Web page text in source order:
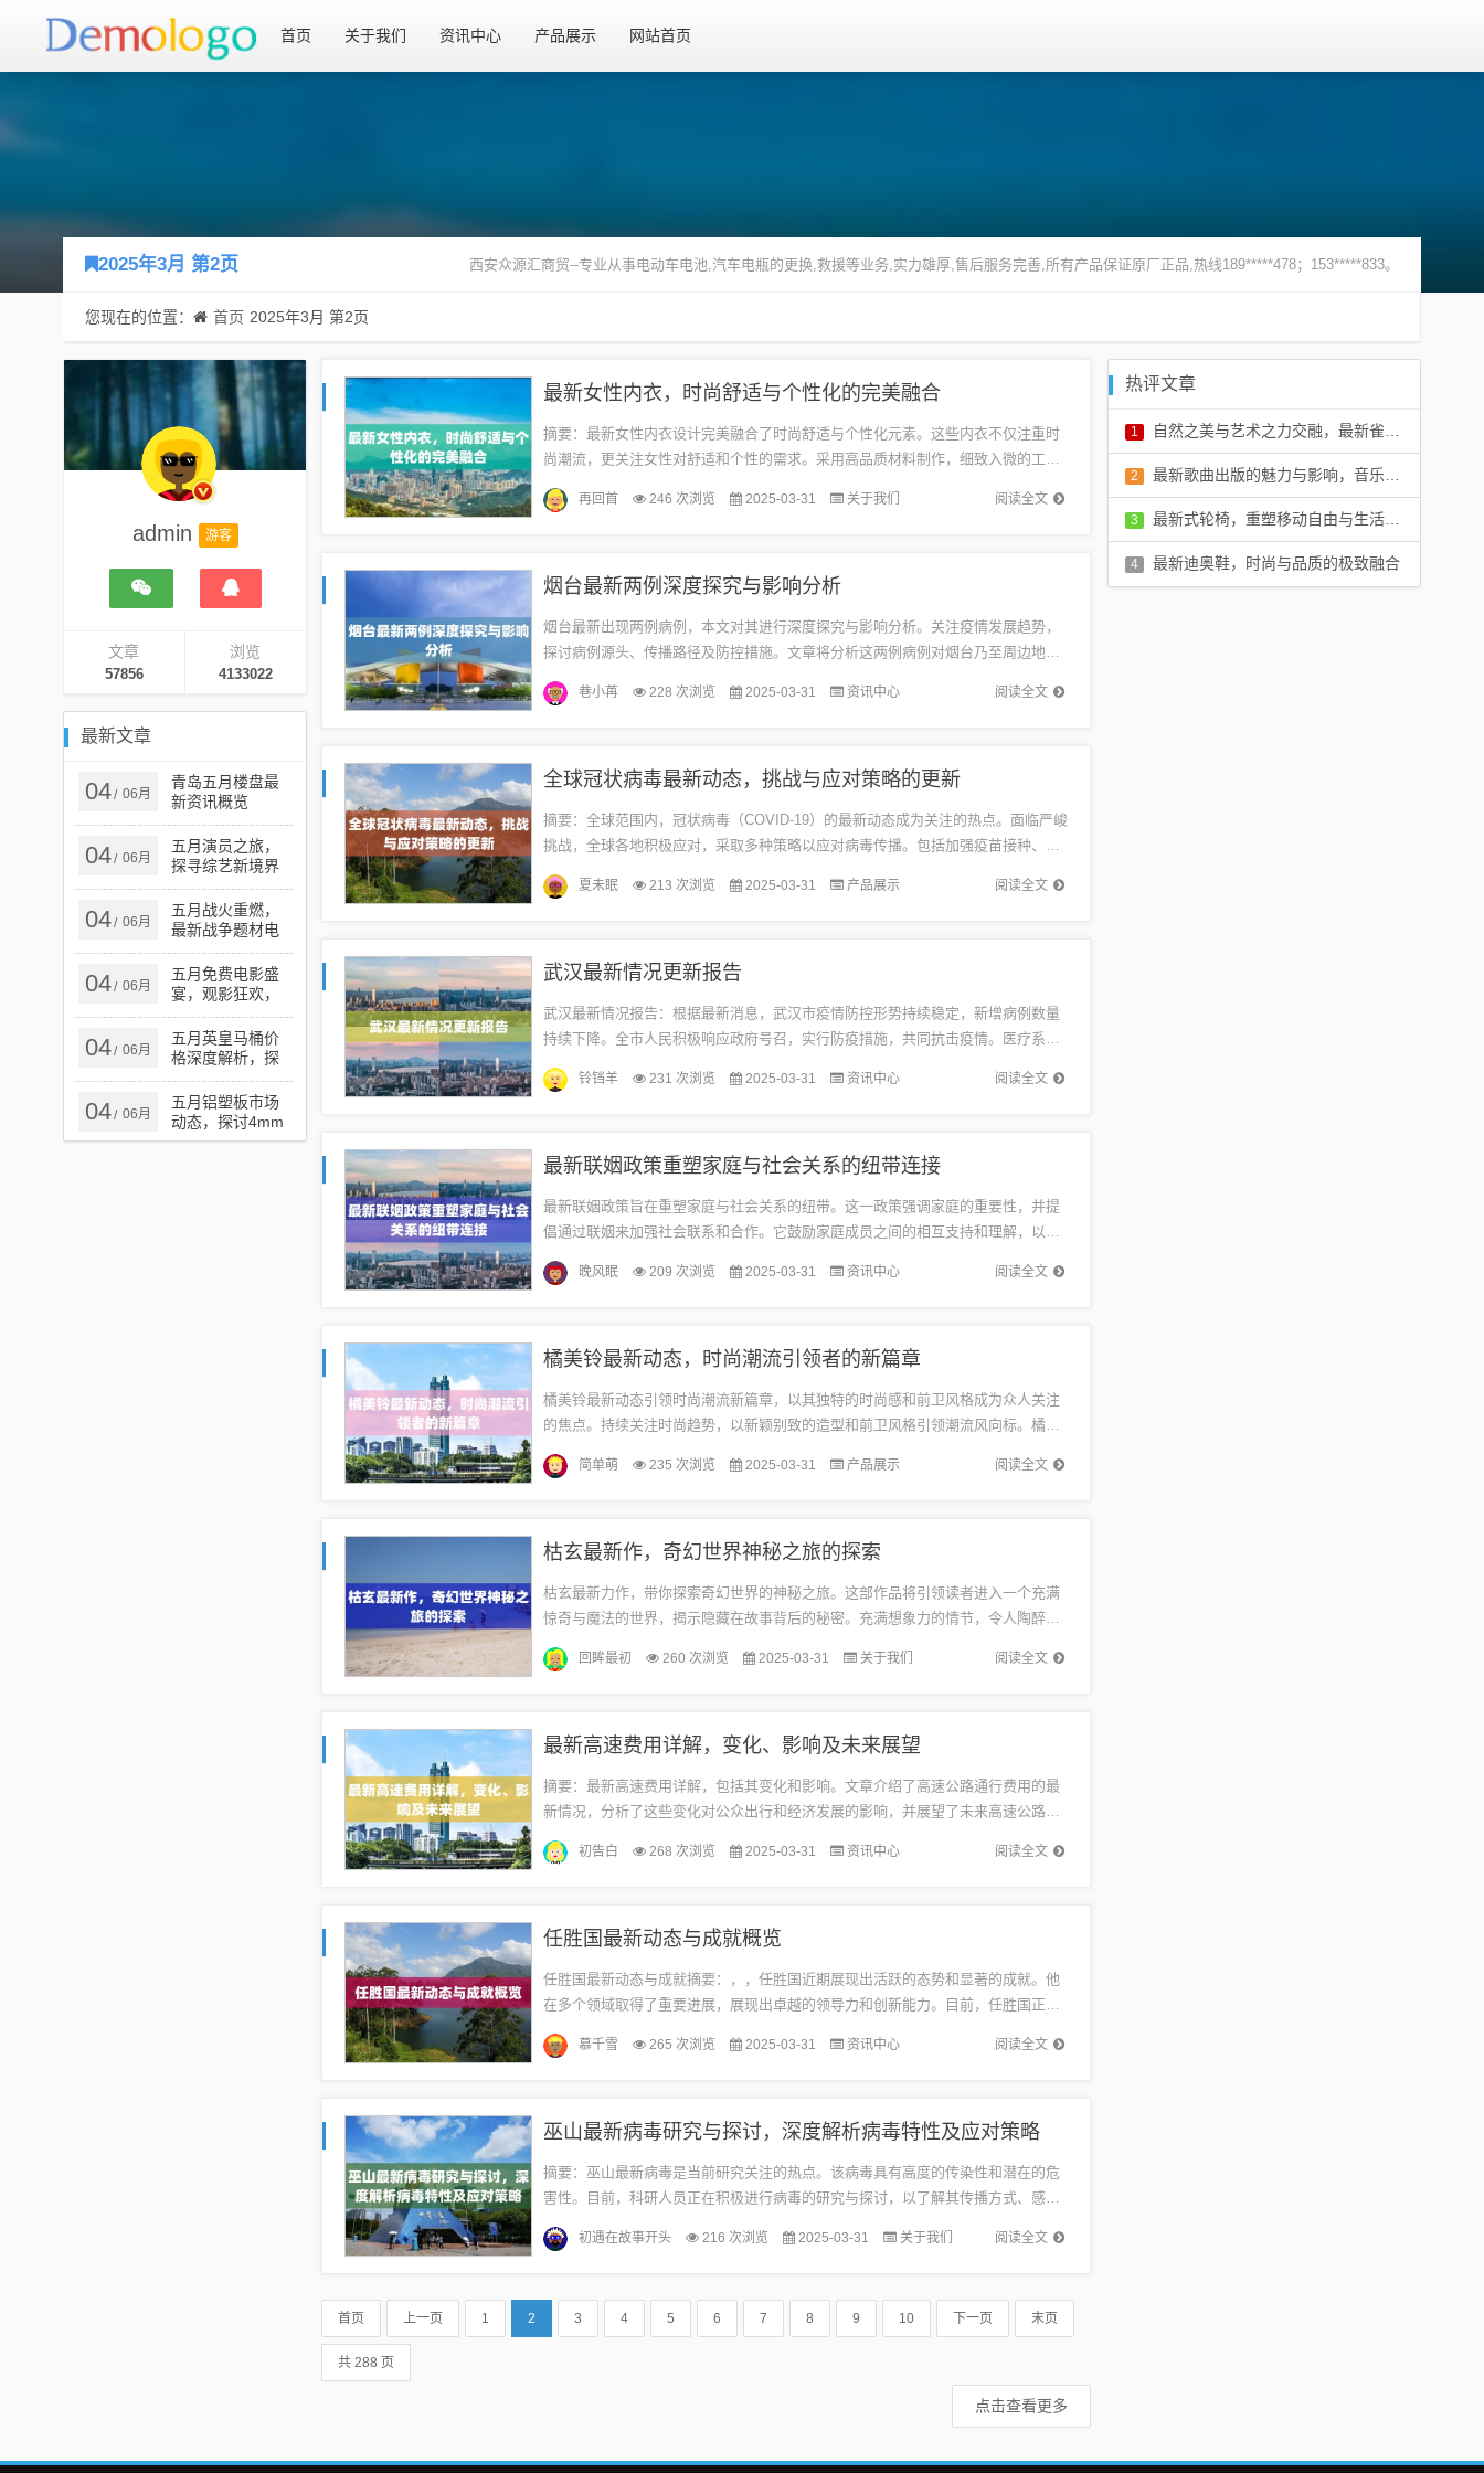
首页 关于我们 资讯中心 产品展示 网站首页
2025年3月 第2页 西安众源汇商贸--专业从事电动车电池,汽车电瓶的更换,救援等业务,实力雄厚,售后服务完善,所有产品保证原厂正品,热线189*****478；153*****833。
您现在的位置： 首页 2025年3月 第2页
admin 游客
文章
57856
浏览
4133022
最新文章
04/ 06月
青岛五月楼盘最
新资讯概览
04/ 06月
五月演员之旅，
探寻综艺新境界
的征程
04/ 06月
五月战火重燃，
最新战争题材电
视剧探析
04/ 06月
五月免费电影盛
宴，观影狂欢，
不容错过
04/ 06月
五月英皇马桶价
格深度解析，探
寻价格背后的秘
密
04/ 06月
五月铝塑板市场
动态，探讨4mm
厚铝塑板价格走
最新女性内衣，时尚舒适与个性化的完美融合
摘要：最新女性内衣设计完美融合了时尚舒适与个性化元素。这些内衣不仅注重时
尚潮流，更关注女性对舒适和个性的需求。采用高品质材料制作，细致入微的工
艺，为现代女性带来无与伦比的穿着体验。无论是日常生活还是特殊场合，这些内
衣...
阅读全文
再回首 246 次浏览 2025-03-31 关于我们
烟台最新两例深度探究与影响分析
烟台最新出现两例病例，本文对其进行深度探究与影响分析。关注疫情发展趋势，
探讨病例源头、传播路径及防控措施。文章将分析这两例病例对烟台乃至周边地区
可能产生的影响，并呼吁公众加强防控意识，共同应对疫情挑战。案例概述烟台
市...
阅读全文
巷小苒 228 次浏览 2025-03-31 资讯中心
全球冠状病毒最新动态，挑战与应对策略的更新
摘要：全球范围内，冠状病毒（COVID-19）的最新动态成为关注的热点。面临严峻
挑战，全球各地积极应对，采取多种策略以应对病毒传播。包括加强疫苗接种、实
施严格的防控措施、加强病毒研究以及国际合作等。仍需全球共同努力，...
阅读全文
夏未眠 213 次浏览 2025-03-31 产品展示
武汉最新情况更新报告
武汉最新情况报告：根据最新消息，武汉市疫情防控形势持续稳定，新增病例数量
持续下降。全市人民积极响应政府号召，实行防疫措施，共同抗击疫情。医疗系统
全力救治患者，保障医疗物资供应。政府加强社区管理，加强宣传教育，提高居
民...
阅读全文
铃铛羊 231 次浏览 2025-03-31 资讯中心
最新联姻政策重塑家庭与社会关系的纽带连接
最新联姻政策旨在重塑家庭与社会关系的纽带。这一政策强调家庭的重要性，并提
倡通过联姻来加强社会联系和合作。它鼓励家庭成员之间的相互支持和理解，以建
立更加和谐稳定的社会环境。这一政策的实施将有助于增强社会的凝聚力和稳定
性...
阅读全文
晚风眠 209 次浏览 2025-03-31 资讯中心
橘美铃最新动态，时尚潮流引领者的新篇章
橘美铃最新动态引领时尚潮流新篇章，以其独特的时尚感和前卫风格成为众人关注
的焦点。持续关注时尚趋势，以新颖别致的造型和前卫风格引领潮流风向标。橘美
铃的最新时尚理念，引领着时尚爱好者们追逐潮流的脚步，成为时尚界备受瞩目
的...
阅读全文
简单萌 235 次浏览 2025-03-31 产品展示
枯玄最新作，奇幻世界神秘之旅的探索
枯玄最新力作，带你探索奇幻世界的神秘之旅。这部作品将引领读者进入一个充满
惊奇与魔法的世界，揭示隐藏在故事背后的秘密。充满想象力的情节，令人陶醉的
文笔，将带你领略一个前所未有的奇幻世界。不容错过的精彩之作，一起踏上这
段...
阅读全文
回眸最初 260 次浏览 2025-03-31 关于我们
最新高速费用详解，变化、影响及未来展望
摘要：最新高速费用详解，包括其变化和影响。文章介绍了高速公路通行费用的最
新情况，分析了这些变化对公众出行和经济发展的影响，并展望了未来高速公路收
费的可能趋势和发展方向。旨在帮助公众了解高速公路费用的最新动态，为未来
的...
阅读全文
初告白 268 次浏览 2025-03-31 资讯中心
任胜国最新动态与成就概览
任胜国最新动态与成就摘要：，，任胜国近期展现出活跃的态势和显著的成就。他
在多个领域取得了重要进展，展现出卓越的领导力和创新能力。目前，任胜国正致
力于推动最新项目的成功实施，并取得了令人瞩目的成果。他的最新动态和成就
反...
阅读全文
慕千雪 265 次浏览 2025-03-31 资讯中心
巫山最新病毒研究与探讨，深度解析病毒特性及应对策略
摘要：巫山最新病毒是当前研究关注的热点。该病毒具有高度的传染性和潜在的危
害性。目前，科研人员正在积极进行病毒的研究与探讨，以了解其传播方式、感染
机制及防治策略。针对该病毒的研究对于制定有效的防控措施、保障公众健康具
有...
阅读全文
初遇在故事开头 216 次浏览 2025-03-31 关于我们
首页 上一页 1 2 3 4 5 6 7 8 9 10 下一页 末页
共 288 页
点击查看更多
热评文章
1 自然之美与艺术之力交融，最新雀羽的绝美展现
评论：0 条
2 最新歌曲出版的魅力与影响，音乐产业繁荣的脉搏
评论：0 条
3 最新式轮椅，重塑移动自由与生活品质
评论：0 条
4 最新迪奥鞋，时尚与品质的极致融合